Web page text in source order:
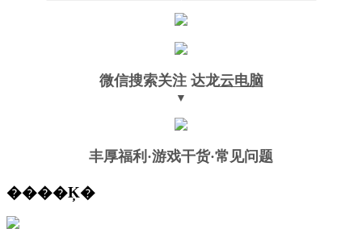
微信搜索关注 达龙云电脑
▼
丰厚福利 ·游戏干货·常见问题
����Ķ�